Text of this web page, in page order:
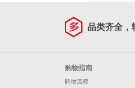
品类齐全，
购物指南
购物流程